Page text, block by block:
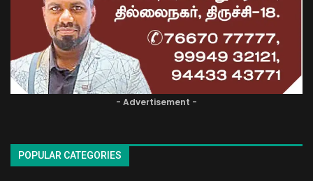
- Advertisement -
POPULAR CATEGORIES